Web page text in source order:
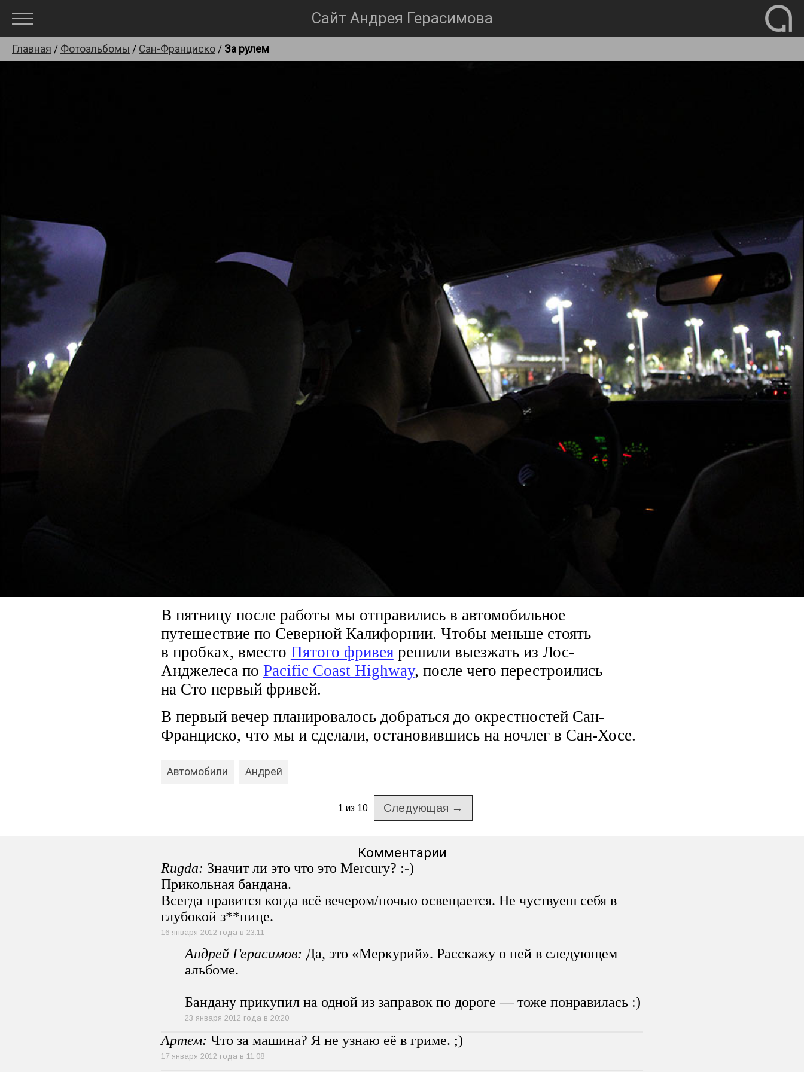
Сайт Андрея Герасимова
Главная / Фотоальбомы / Сан-Франциско / За рулем
В пятницу после работы мы отправились в автомобильное
путешествие по Северной Калифорнии. Чтобы меньше стоять
в пробках, вместо Пятого фривеярешили выезжать из Лос-
Анджелеса по Pacific Coast Highway, после чего перестроились
на Сто первый фривей.
В первый вечер планировалось добраться до окрестностей Сан-
Франциско, что мы и сделали, остановившись на ночлег в Сан-Хосе.
Автомобили Андрей
1 из 10 Следующая →
Комментарии
Rugda: Значит ли это что это Mercury? :-)
Прикольная бандана.
Всегда нравится когда всё вечером/ночью освещается. Не чуствуеш себя в
глубокой з**нице.
16 января 2012 года в 23:11
Андрей Герасимов: Да, это «Меркурий». Расскажу о ней в следующем
альбоме.
Бандану прикупил на одной из заправок по дороге — тоже понравилась :)
23 января 2012 года в 20:20
Артем: Что за машина? Я не узнаю её в гриме. ;)
17 января 2012 года в 11:08